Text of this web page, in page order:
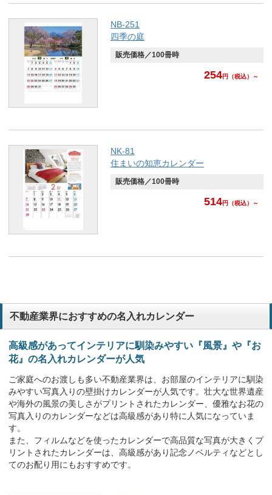
NB-251
四季の庭
販売価格／100冊時
254円 （税込）～
NK-81
住まいの知恵カレンダー
販売価格／100冊時
514円 （税込）～
不動産業界におすすめの名入れカレンダー
高級感があってインテリアに馴染みやすい『風景』や『お
花』の名入れカレンダーが人気
ご家庭へのお渡しも多い不動産業界は、お部屋のインテリアに馴染
みやすい写真入りの壁掛けカレンダーが人気です。壮大な世界遺産
や海外の風景の美しさがプリントされたカレンダー、優雅なお花の
写真入りのカレンダーなどは高級感があり特に人気になっていま
す。
また、フィルムなどを使ったカレンダーで高品質な写真が大きくプ
リントされたカレンダーは、高級感があり記念ノベルティなどとし
てのお配り用にもおすすめです。